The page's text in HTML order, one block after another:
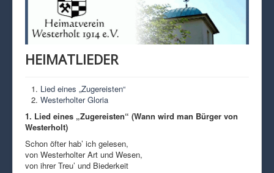
IMPRESSUM
DATENSCHUTZ
HEIMATLIEDER
Lied eines „Zugereisten“
Westerholter Gloria
1. Lied eines „Zugereisten“ (Wann wird man Bürger von
Westerholt)
Schon öfter hab’ ich gelesen,
von Westerholter Art und Wesen,
von ihrer Treu’ und Biederkeit